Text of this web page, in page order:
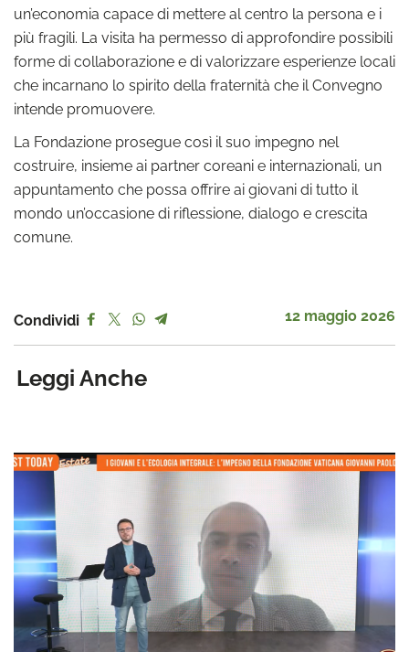
un’economia capace di mettere al centro la persona e i
più fragili. La visita ha permesso di approfondire possibili
forme di collaborazione e di valorizzare esperienze locali
che incarnano lo spirito della fraternità che il Convegno
intende promuovere.
La Fondazione prosegue così il suo impegno nel
costruire, insieme ai partner coreani e internazionali, un
appuntamento che possa offrire ai giovani di tutto il
mondo un’occasione di riflessione, dialogo e crescita
comune.
Condividi 12 maggio 2026
Leggi Anche